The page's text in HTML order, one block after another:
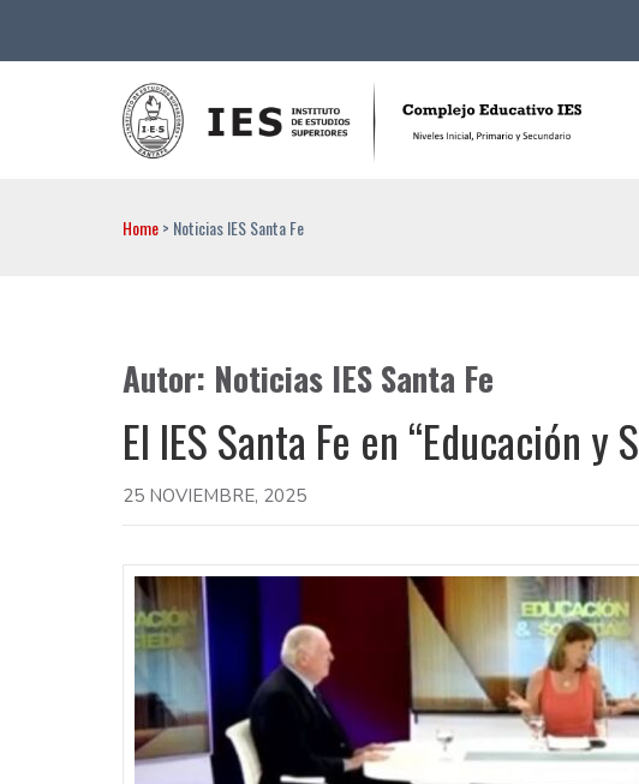
Home> Noticias IES Santa Fe
Autor: Noticias IES Santa Fe
El IES Santa Fe en “Educación y
25 NOVIEMBRE, 2025